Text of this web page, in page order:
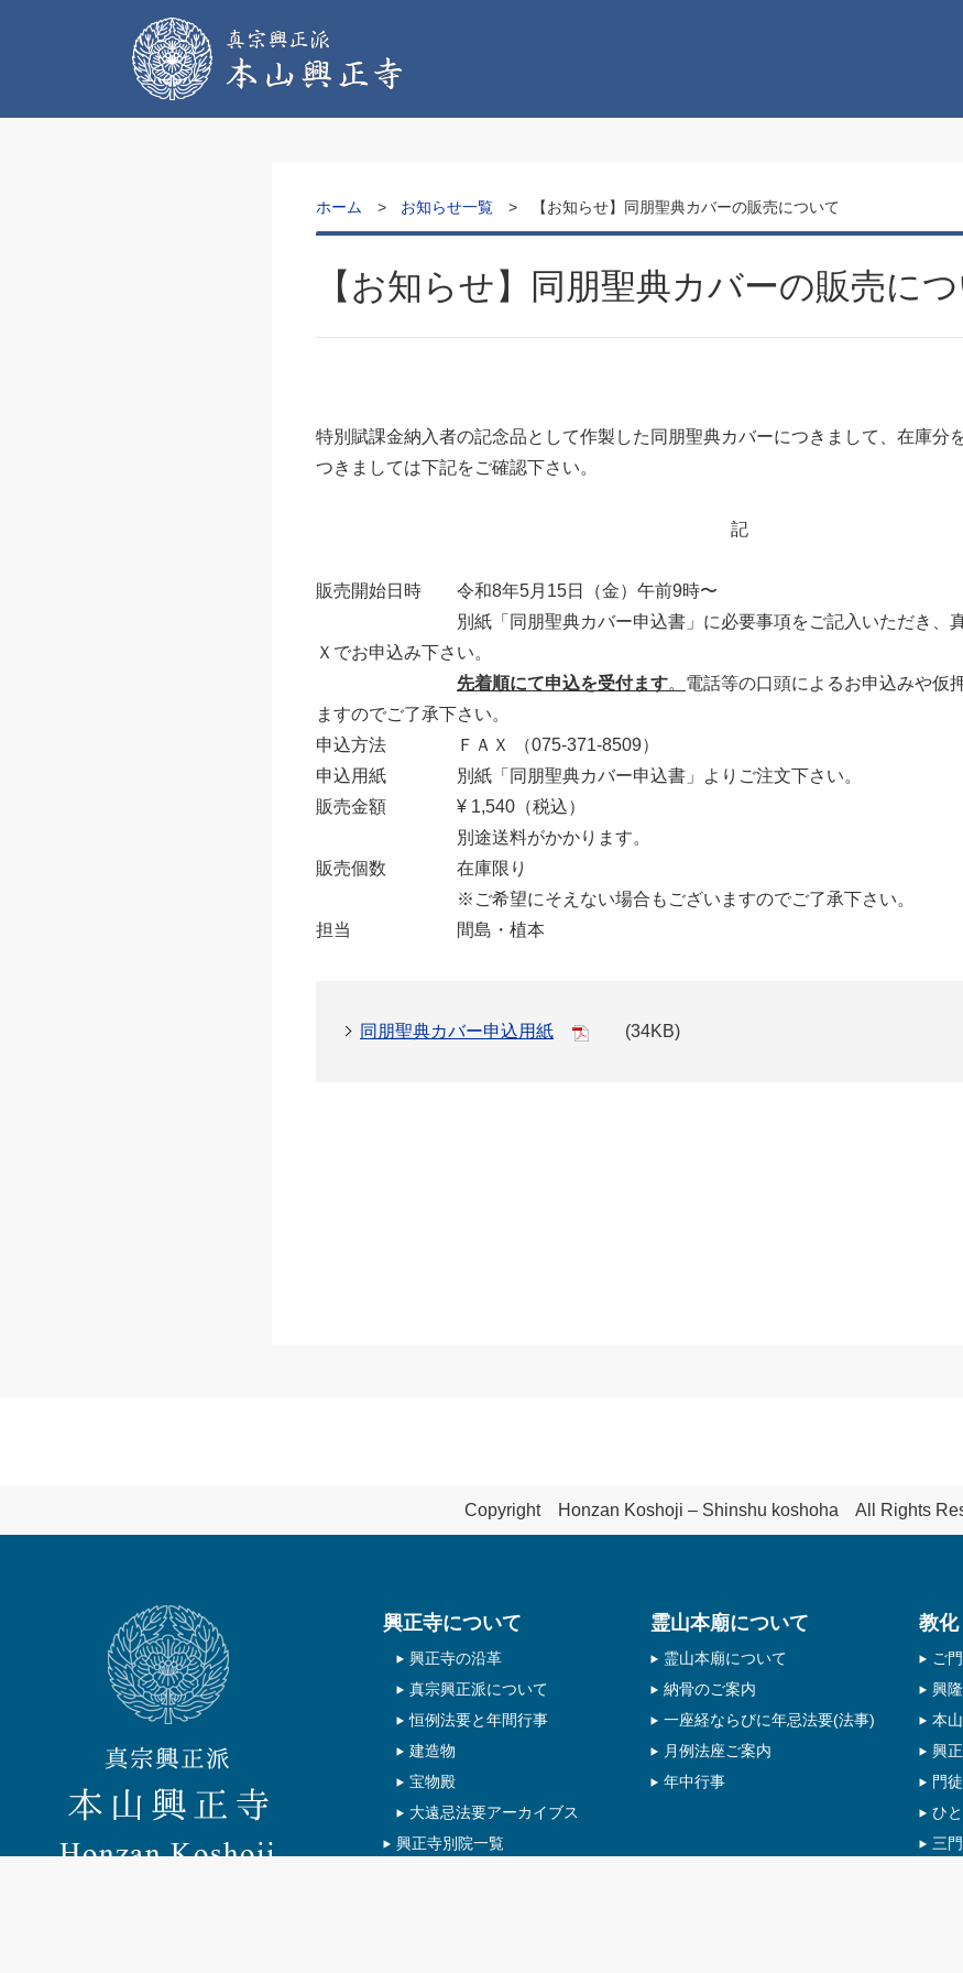
ホーム お知らせ一覧 【お知らせ】同朋聖典カバーの販売について
【お知らせ】同朋聖典カバーの販売に
特別賦課金納入者の記念品として作製した同朋聖典カバーにつきまして、在庫分
つきましては下記をご確認下さい。
記
販売開始日時 令和8年5月15日（金）午前9時〜
別紙「同朋聖典カバー申込書」に必要事項をご記入いただき、真宗
Ｘでお申込み下さい。
先着順にて申込を受付ます。 電話等の口頭によるお申込みや仮
ますのでご了承下さい。
申込方法 ＦＡＸ （075-371-8509）
申込用紙 別紙「同朋聖典カバー申込書」よりご注文下さい。
販売金額 ¥ 1,540（税込）
別途送料がかかります。
販売個数 在庫限り
※ご希望にそえない場合もございますのでご了承下さい。
担当 間島・植本
同朋聖典カバー申込用紙 (34KB)
Copyright Honzan Koshoji – Shinshu koshoha All Rights
興正寺について
興正寺の沿革
真宗興正派について
恒例法要と年間行事
建造物
宝物殿
大遠忌法要アーカイブス
興正寺別院一覧
霊山本廟について
霊山本廟について
納骨のご案内
一座経ならびに年忌法要(法事)
月例法座ご案内
年中行事
教化
ご
興
本
興
門
ひ
三